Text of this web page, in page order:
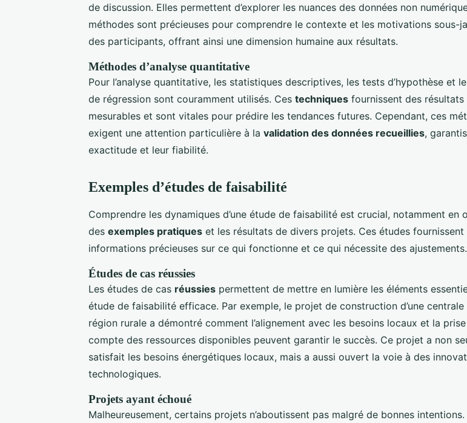
de discussion. Elles permettent d’explorer les nuances des données non
méthodes sont précieuses pour comprendre le contexte et les motivations sous-
des participants, offrant ainsi une dimension humaine aux résultats.
Méthodes d’analyse quantitative
Pour l’analyse quantitative, les statistiques descriptives, les tests d’hypothèse et
de régression sont couramment utilisés. Ces techniques fournissent des résultats
mesurables et sont vitales pour prédire les tendances futures. Cependant, ces
exigent une attention particulière à la validation des données recueillies,
exactitude et leur fiabilité.
Exemples d’études de faisabilité
Comprendre les dynamiques d’une étude de faisabilité est crucial, notamment en
des exemples pratiques et les résultats de divers projets. Ces études fournissent
informations précieuses sur ce qui fonctionne et ce qui nécessite des ajustements.
Études de cas réussies
Les études de cas réussies permettent de mettre en lumière les éléments
étude de faisabilité efficace. Par exemple, le projet de construction d’une centrale
région rurale a démontré comment l’alignement avec les besoins locaux et la
compte des ressources disponibles peuvent garantir le succès. Ce projet a non
satisfait les besoins énergétiques locaux, mais a aussi ouvert la voie à des
technologiques.
Projets ayant échoué
Malheureusement, certains projets n’aboutissent pas malgré de bonnes intentions.